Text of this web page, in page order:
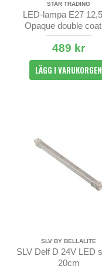
STAR TRADING
LED-lampa E27
Opaque double
Funkis
489 kr
LÄGG I VARUKORGEN
SLV BY BELLALITE
SLV Delf D 24V LED
20cm